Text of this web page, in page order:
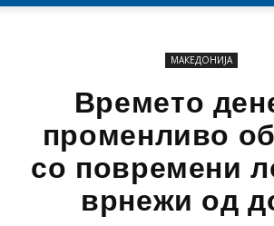
МАКЕДОНИЈА
Времето
променливо
со повремени
врнежи од